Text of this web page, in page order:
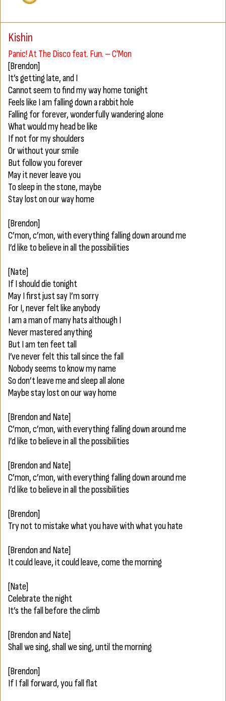
Kishin
Panic! At The Disco feat. Fun. – C'Mon
[Brendon]
It’s getting late, and I
Cannot seem to find my way home tonight
Feels like I am falling down a rabbit hole
Falling for forever, wonderfully wandering alone
What would my head be like
If not for my shoulders
Or without your smile
But follow you forever
May it never leave you
To sleep in the stone, maybe
Stay lost on our way home
[Brendon]
C’mon, c’mon, with everything falling down around me
I’d like to believe in all the possibilities
[Nate]
If I should die tonight
May I first just say I’m sorry
For I, never felt like anybody
I am a man of many hats although I
Never mastered anything
But I am ten feet tall
I’ve never felt this tall since the fall
Nobody seems to know my name
So don’t leave me and sleep all alone
Maybe stay lost on our way home
[Brendon and Nate]
C’mon, c’mon, with everything falling down around me
I’d like to believe in all the possibilities
[Brendon and Nate]
C’mon, c’mon, with everything falling down around me
I’d like to believe in all the possibilities
[Brendon]
Try not to mistake what you have with what you hate
[Brendon and Nate]
It could leave, it could leave, come the morning
[Nate]
Celebrate the night
It’s the fall before the climb
[Brendon and Nate]
Shall we sing, shall we sing, until the morning
[Brendon]
If I fall forward, you fall flat